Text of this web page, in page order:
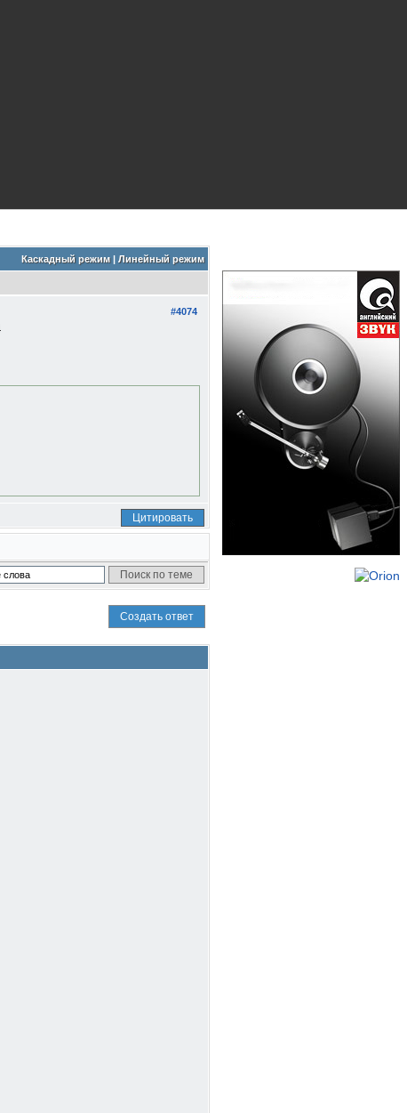
Каскадный режим| Линейный режим
#4074
Цитировать
Создать ответ